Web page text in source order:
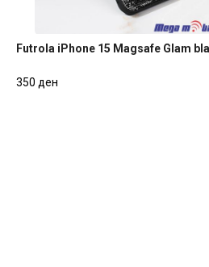
Futrola iPhone 15 Magsafe Glam
Futrola iPhone 15 Magsafe Glam
350 ден